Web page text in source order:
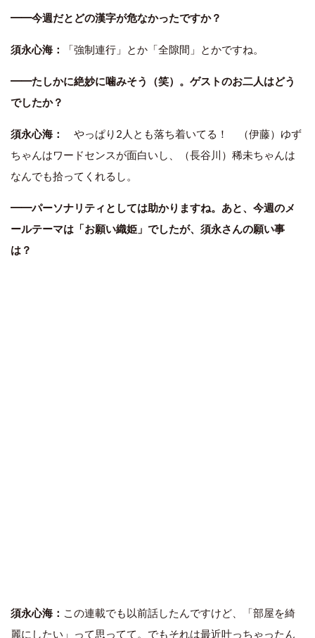
━━今週だとどの漢字が危なかったですか？
須永心海： 「強制連行」とか「全隙間」とかですね。
━━たしかに絶妙に噛みそう（笑）。ゲストのお二人はどう
でしたか？
須永心海：
やっぱり2人とも落ち着いてる！ （伊藤）ゆず
ちゃんはワードセンスが面白いし、（長谷川）稀未ちゃんは
なんでも拾ってくれるし。
━━パーソナリティとしては助かりますね。あと、今週のメ
ールテーマは「お願い織姫」でしたが、須永さんの願い事
は？
須永心海： この連載でも以前話したんですけど、「部屋を綺
麗にしたい」って思ってて。でもそれは最近叶っちゃったん